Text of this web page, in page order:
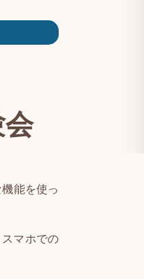
能を使っ
マホでの